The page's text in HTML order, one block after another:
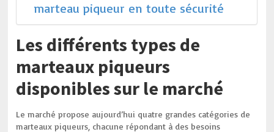
marteau piqueur en toute sécurité
Les différents types de
marteaux piqueurs
disponibles sur le marché
Le marché propose aujourd’hui quatre grandes catégories de
marteaux piqueurs, chacune répondant à des besoins